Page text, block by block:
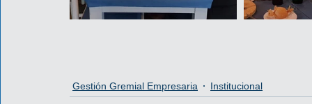
Gestión Gremial Empresaria Institucional